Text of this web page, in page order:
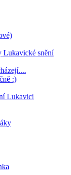
Lukavické snění
:)
Lukavici